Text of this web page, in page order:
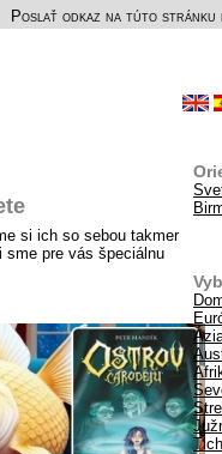
Poslať odkaz na túto stránku
si ich so sebou takmer
pre vás špeciálnu